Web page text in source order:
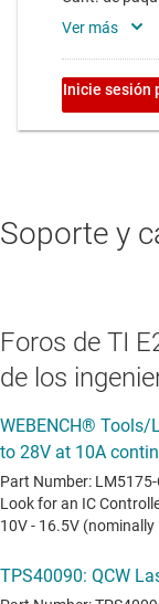
Soporte y
Foros de TI
de los